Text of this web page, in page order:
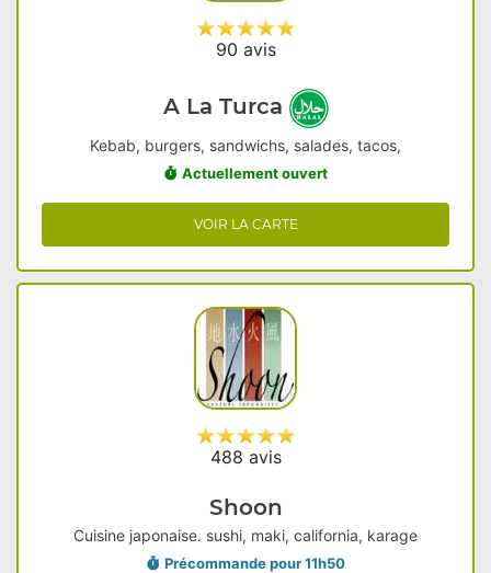
90 avis
A La Turca
Kebab, burgers, sandwichs, salades, tacos,
Actuellement ouvert
VOIR LA CARTE
488 avis
Shoon
Cuisine japonaise. sushi, maki, california, karage
Précommande pour 11h50